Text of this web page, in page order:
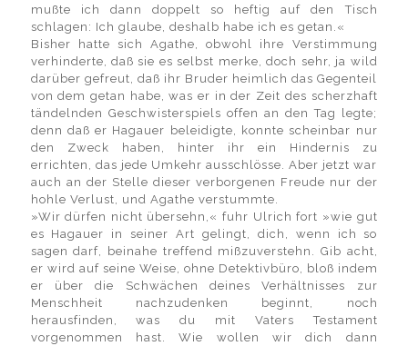
mußte ich dann doppelt so heftig auf den Tisch
schlagen: Ich glaube, deshalb habe ich es getan.«
Bisher hatte sich Agathe, obwohl ihre Verstimmung
verhinderte, daß sie es selbst merke, doch sehr, ja wild
darüber gefreut, daß ihr Bruder heimlich das Gegenteil
von dem getan habe, was er in der Zeit des scherzhaft
tändelnden Geschwisterspiels offen an den Tag legte;
denn daß er Hagauer beleidigte, konnte scheinbar nur
den Zweck haben, hinter ihr ein Hindernis zu
errichten, das jede Umkehr ausschlösse. Aber jetzt war
auch an der Stelle dieser verborgenen Freude nur der
hohle Verlust, und Agathe verstummte.
»Wir dürfen nicht übersehn,« fuhr Ulrich fort »wie gut
es Hagauer in seiner Art gelingt, dich, wenn ich so
sagen darf, beinahe treffend mißzuverstehn. Gib acht,
er wird auf seine Weise, ohne Detektivbüro, bloß indem
er über die Schwächen deines Verhältnisses zur
Menschheit nachzudenken beginnt, noch
herausfinden, was du mit Vaters Testament
vorgenommen hast. Wie wollen wir dich dann